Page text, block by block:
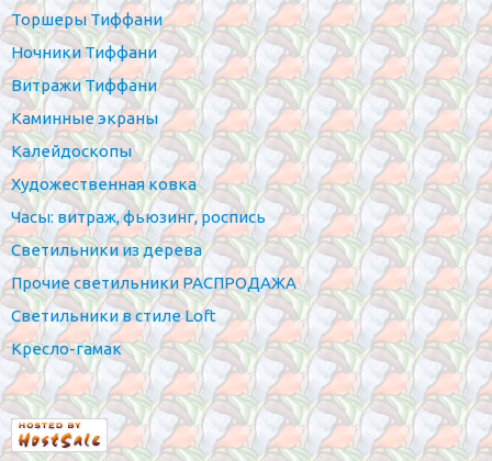
Торшеры Тиффани
Ночники Тиффани
Витражи Тиффани
Каминные экраны
Калейдоскопы
Художественная ковка
Часы: витраж, фьюзинг, роспись
Светильники из дерева
Прочие светильники РАСПРОДАЖА
Светильники в стиле Loft
Кресло-гамак